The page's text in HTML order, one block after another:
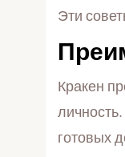
Эти
Кракен
готовых